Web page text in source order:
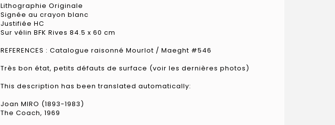
Lithographie Originale
Signée au crayon blanc
Justifiée HC
Sur vélin BFK Rives 84.5 x 60 cm
REFERENCES : Catalogue raisonné Mourlot / Maeght #546
Très bon état, petits défauts de surface (voir les dernières photos)
This description has been translated automatically:
Joan MIRO (1893-1983)
The Coach, 1969